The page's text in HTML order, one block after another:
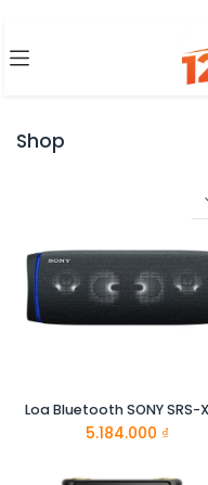
Shop
5.184.000 ₫